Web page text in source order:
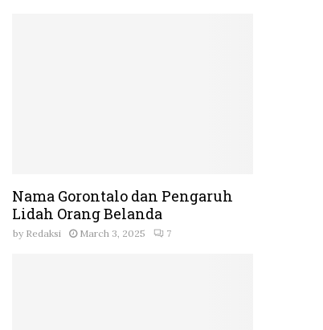
Nama Gorontalo dan Pengaruh
Lidah Orang Belanda
by Redaksi March 3, 2025 7